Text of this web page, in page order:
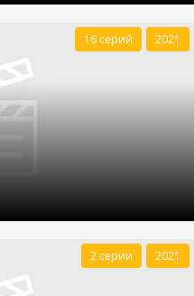
16 серий 2021
2 серии 2021